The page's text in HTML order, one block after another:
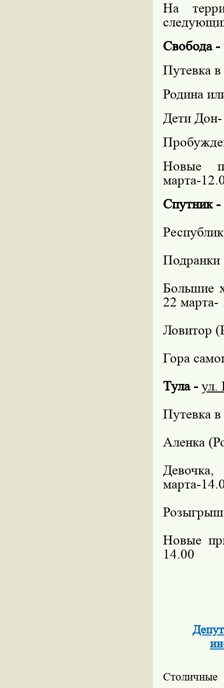
На
Свобода -
Путевка
Родина
Дети Дон-
Новые
марта-
Спутник -
Подранки
Большие
22 марта-
Ловитор
Гора
Тула - ул.
Путевка
Аленка
марта-
Розыгрыш
Новые
14.00